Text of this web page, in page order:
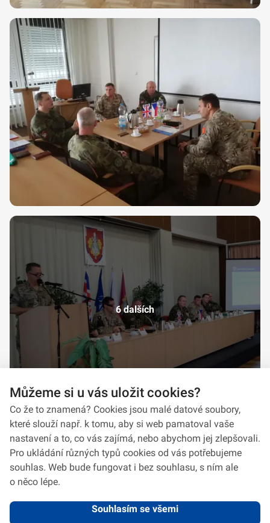
6 dalších
Můžeme si u vás uložit cookies?
Co že to znamená? Cookies jsou malé datové soubory,
které slouží např. k tomu, aby si web pamatoval vaše
nastavení a to, co vás zajímá, nebo abychom jej zlepšovali.
Pro ukládání různých typů cookies od vás potřebujeme
souhlas. Web bude fungovat i bez souhlasu, s ním ale
o něco lépe.
Souhlasím se všemi